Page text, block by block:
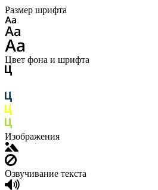
Размер шрифта
Цвет фона и шрифта
Изображения
Озвучивание текста